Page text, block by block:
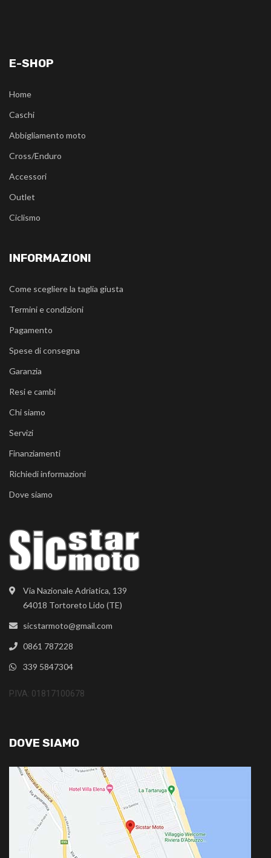
Via Nazionale Adriatica, 139
64018 Tortoreto Lido (TE)
sicstarmoto@gmail.com
0861 787228
339 5847304
P.IVA: 01817100678
E-SHOP
Home
Caschi
Abbigliamento moto
Cross/Enduro
Accessori
Outlet
Ciclismo
INFORMAZIONI
Come scegliere la taglia giusta
Termini e condizioni
Pagamento
Spese di consegna
Garanzia
Resi e cambi
Chi siamo
Servizi
Finanziamenti
Richiedi informazioni
Dove siamo
DOVE SIAMO